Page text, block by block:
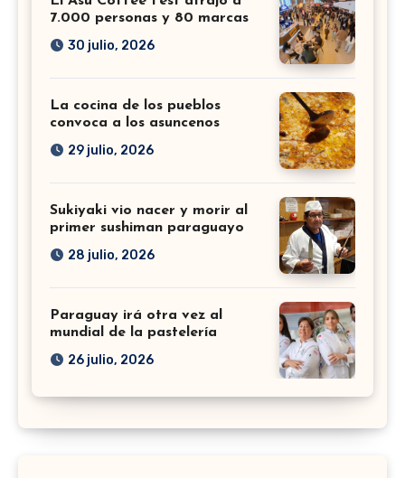
7.000 personas y 80 marcas
30 julio, 2026
La cocina de los pueblos
convoca a los asuncenos
29 julio, 2026
Sukiyaki vio nacer y morir al
primer sushiman paraguayo
28 julio, 2026
Paraguay irá otra vez al
mundial de la pastelería
26 julio, 2026